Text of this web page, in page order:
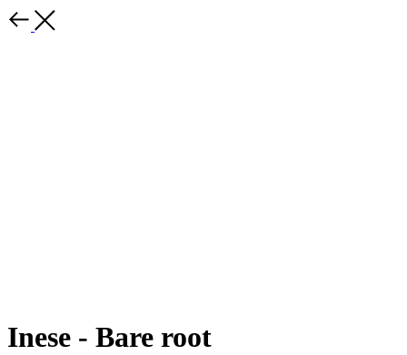
Inese - Bare root